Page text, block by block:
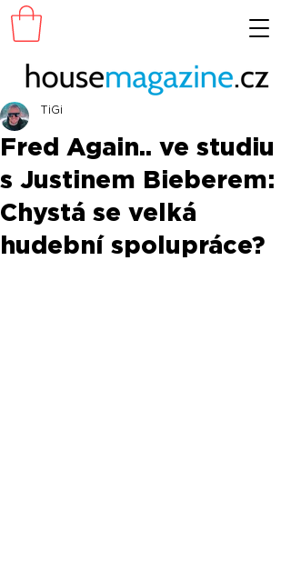
Fred Again.. ve studiu
s Justinem Bieberem:
Chystá se velká
hudební spolupráce?
TiGi